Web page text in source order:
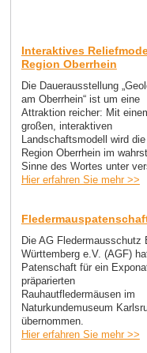
Interaktives
Region Oberrhein
Die Dauerausstellung
am Oberrhein“ ist um eine
Attraktion reicher: Mit
großen, interaktiven
Landschaftsmodell wird die
Region Oberrhein im
Sinne des Wortes unter
Hier erfahren Sie mehr >>
Die AG Fledermausschutz
Württemberg e.V. (AGF)
Patenschaft für ein
präparierten
Rauhautfledermäusen im
Naturkundemuseum
übernommen.
Hier erfahren Sie mehr >>